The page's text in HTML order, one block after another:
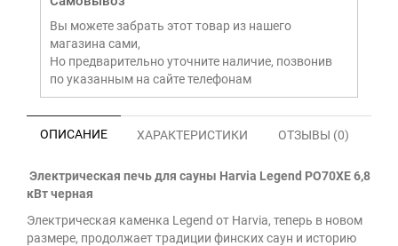
Вы можете забрать этот товар из нашего
магазина сами,
Но предварительно уточните наличие, позвонив
по указанным на сайте телефонам
ОПИСАНИЕ ХАРАКТЕРИСТИКИ ОТЗЫВЫ (0)
Электрическая печь для сауны Harvia Legend PO70XE 6,8
кВт черная
Электрическая каменка Legend от Harvia, теперь в новом
размере, продолжает традиции финских саун и историю